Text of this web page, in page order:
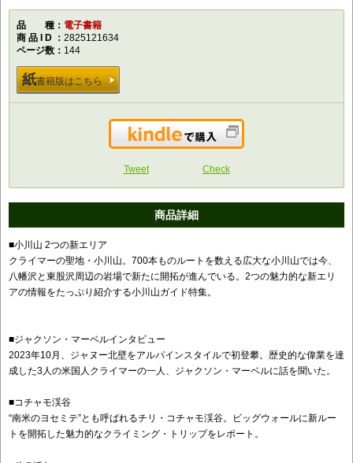
品種電子書籍
商品ID
2825121634
ページ数
144
紙書籍版はこちら
Kindleで購入
Tweet Check
商品詳細
■小川山 2つの新エリア
クライマーの聖地・小川山。700本ものルートを数える広大な小川山では今、
八幡沢と東股沢周辺の岩場で新たに開拓が進んでいる。2つの魅力的な新エリ
アの情報をたっぷり紹介する小川山ガイド特集。
■ジャクソン・マーベルインタビュー
2023年10月、ジャヌー北壁をアルパインスタイルで初登攀。歴史的な偉業を達
成した3人の米国人クライマーの一人、ジャクソン・マーベルに話を聞いた。
■コチャモ渓谷
“南米のヨセミテ”とも呼ばれるチリ・コチャモ渓谷。ビッグウォールに新ルー
トを開拓した魅力的なクライミング・トリップをレポート。